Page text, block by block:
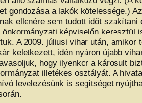
gondozása a lakók kötelessége.)
ellenére sem tudott időt szakítani
önkormányzati képviselőn keresztül
A 2009. júliusi vihar után, amikor
keletkezett, idén nyáron újabb
hogy ilyenkor a károsult
illetékes osztályát. A
levelezésünk is segítséget